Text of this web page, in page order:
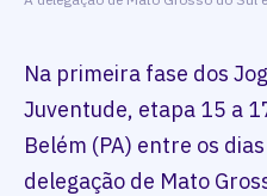
Na primeira fase dos
Juventude, etapa 15 a
Belém (PA) entre os
delegação de Mato